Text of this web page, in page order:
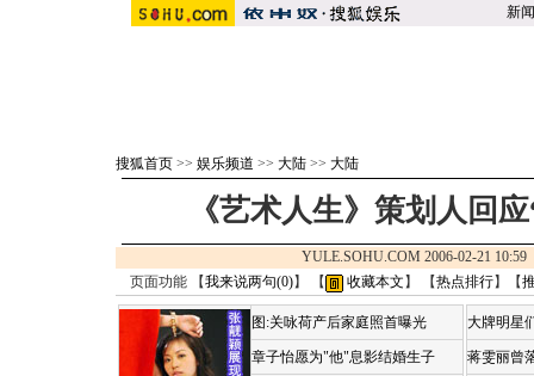
新闻
搜狐首页 >> 娱乐频道 >> 大陆 >> 大陆
《艺术人生》策划人回
YULE.SOHU.COM 2006-02-21
页面功能 【我来说两句(0)】 【 收藏本文 】 【热点排行】【
图:关咏荷产后家庭照首曝光
章子怡愿为"他"息影结婚生子
大牌明星
蒋雯丽曾